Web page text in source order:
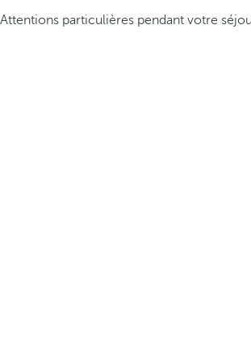
Attentions particulières pendant votre